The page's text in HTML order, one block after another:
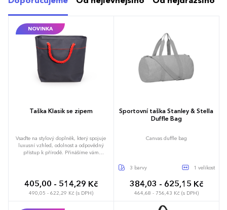
NOVINKA
Taška Klasik se zipem
Vsaďte na stylový doplněk, který spojuje
luxusní vzhled, odolnost a odpovědný
přístup k přírodě. Přinášíme vám
Taška je vyrobena ze zbytků prémiových
screenových látek Sergé a Soltis, které by
jinak skončily na skládkách. Upcyklací
405,00 - 514,29 Kč
490,05 - 622,29 Kč (s DPH)
Sportovní taška Stanley & Stella
Duffle Bag
Canvas duffle bag
3 barvy 1 velikost
384,03 - 625,15 Kč
464,68 - 756,43 Kč (s DPH)